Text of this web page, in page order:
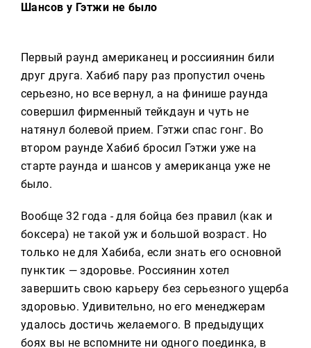
Шансов у Гэтжи не было
Первый раунд американец и россииянин били
друг друга. Хабиб пару раз пропустил очень
серьезно, но все вернул, а на финише раунда
совершил фирменный тейкдаун и чуть не
натянул болевой прием. Гэтжи спас гонг. Во
втором раунде Хабиб бросил Гэтжи уже на
старте раунда и шансов у американца уже не
было.
Вообще 32 года - для бойца без правил (как и
боксера) не такой уж и большой возраст. Но
только не для Хабиба, если знать его основной
пунктик — здоровье. Россиянин хотел
завершить свою карьеру без серьезного ущерба
здоровью. Удивительно, но его менеджерам
удалось достичь желаемого. В предыдущих
боях вы не вспомните ни одного поединка, в